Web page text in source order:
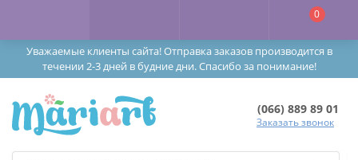
Уважаемые клиенты сайта! Отправка заказов производится в
течении 2-3 дней в будние дни. Спасибо за понимание!
0
(066) 889 89 01
Заказать звонок